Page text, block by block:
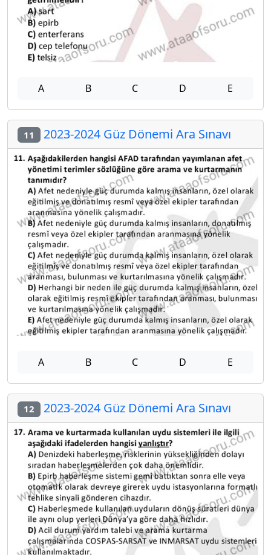
A B C D E
11 2023-2024 Güz Dönemi Ara Sınavı
A B C D E
12 2023-2024 Güz Dönemi Ara Sınavı